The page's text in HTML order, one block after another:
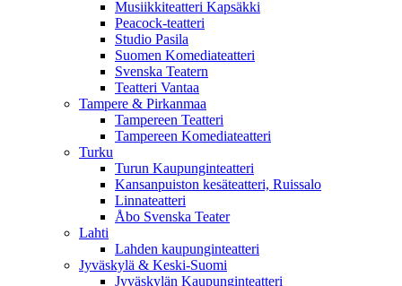
Musiikkiteatteri Kapsäkki
Peacock-teatteri
Studio Pasila
Suomen Komediateatteri
Svenska Teatern
Teatteri Vantaa
Tampere & Pirkanmaa
Tampereen Teatteri
Tampereen Komediateatteri
Turku
Turun Kaupunginteatteri
Kansanpuiston kesäteatteri, Ruissalo
Linnateatteri
Åbo Svenska Teater
Lahti
Lahden kaupunginteatteri
Jyväskylä & Keski-Suomi
Jyväskylän Kaupunginteatteri